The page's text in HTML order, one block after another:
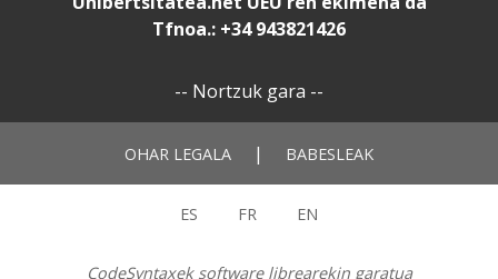
Tfnoa.: +34 943821426
-- Nortzuk gara --
OHAR LEGALA | BABESLEAK
ES FR EN
CodeSyntaxek software librearekin garatua